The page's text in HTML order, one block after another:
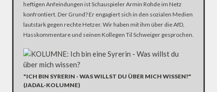
heftigen Anfeindungen ist Schauspieler Armin Rohde im Netz
konfrontiert. Der Grund? Er engagiert sich in den sozialen Medien
lautstark gegen rechte Hetzer. Wir haben mit ihm über die AfD,
Hasskommentare und seinen Kollegen Til Schweiger gesprochen.
"ICH BIN SYRERIN - WAS WILLST DU ÜBER MICH WISSEN?"
(JADAL-KOLUMNE)